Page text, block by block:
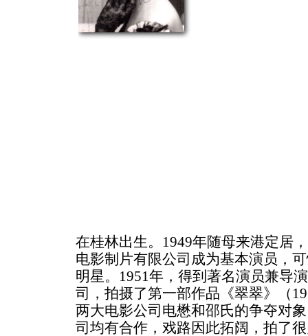
在桂林出生。1949年随母来港定居
电影制片有限公司成为基本演员，
明星。1951年，得到著名演员兼导
司，拍摄了第一部作品《翠翠》（
两大电影公司电懋和邵氏的争夺
司均有合作，戏路因此拓阔，拍了